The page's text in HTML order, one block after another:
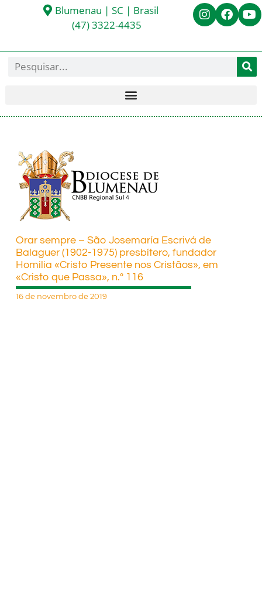
Blumenau | SC | Brasil
(47) 3322-4435
Orar sempre – São Josemaría Escrivá de
Balaguer (1902-1975) presbítero, fundador
Homilia «Cristo Presente nos Cristãos», em
«Cristo que Passa», n.º 116
16 de novembro de 2019